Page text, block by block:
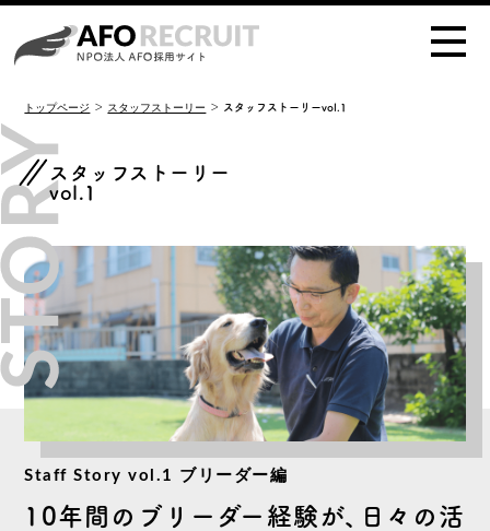
トップページ ＞ スタッフストーリー ＞ スタッフストーリーvol.1
スタッフストーリー
vol.1
Staff Story vol.1 ブリーダー編
10年間のブリーダー経験が、日々の活